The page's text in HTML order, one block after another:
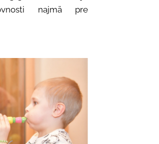
najmä pre